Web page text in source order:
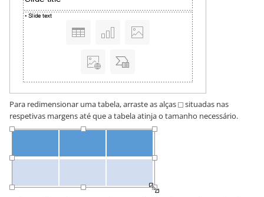
Para redimensionar uma tabela, arraste as alças
situadas nas
respetivas margens até que a tabela atinja o tamanho necessário.